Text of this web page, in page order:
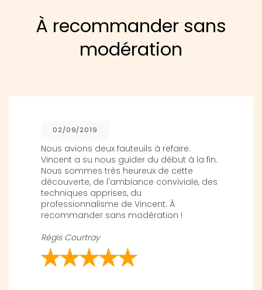
À recommander sans
modération
02/09/2019
Nous avions deux fauteuils à refaire.
Vincent a su nous guider du début à la fin.
Nous sommes très heureux de cette
découverte, de l'ambiance conviviale, des
techniques apprises, du
professionnalisme de Vincent. À
recommander sans modération !
Régis Courtray